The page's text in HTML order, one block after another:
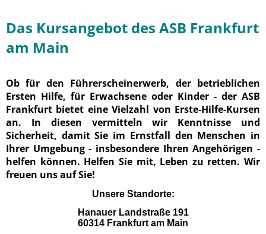
Das Kursangebot des ASB Frankfurt
am Main
Ob für den Führerscheinerwerb, der betrieblichen
Ersten Hilfe, für Erwachsene oder Kinder - der ASB
Frankfurt bietet eine Vielzahl von Erste-Hilfe-Kursen
an. In diesen vermitteln wir Kenntnisse und
Sicherheit, damit Sie im Ernstfall den Menschen in
Ihrer Umgebung - insbesondere Ihren Angehörigen -
helfen können. Helfen Sie mit, Leben zu retten. Wir
freuen uns auf Sie!
Unsere Standorte:
Hanauer Landstraße 191
60314 Frankfurt am Main